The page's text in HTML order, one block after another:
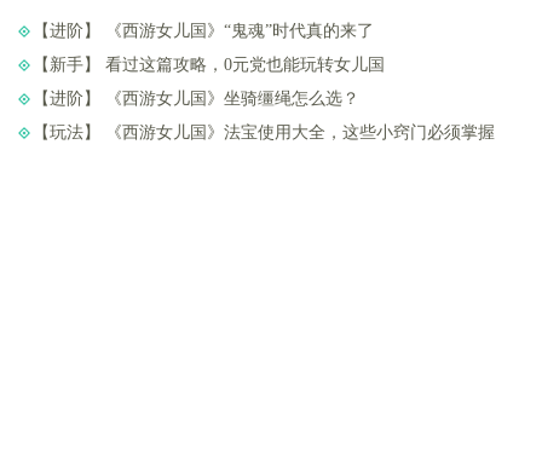
【进阶】 ​《西游女儿国》“鬼魂”时代真的来了
【新手】 ​看过这篇攻略，0元党也能玩转女儿国
【进阶】 ​《西游女儿国》坐骑缰绳怎么选？
【玩法】 ​《西游女儿国》法宝使用大全，这些小窍门必须掌握